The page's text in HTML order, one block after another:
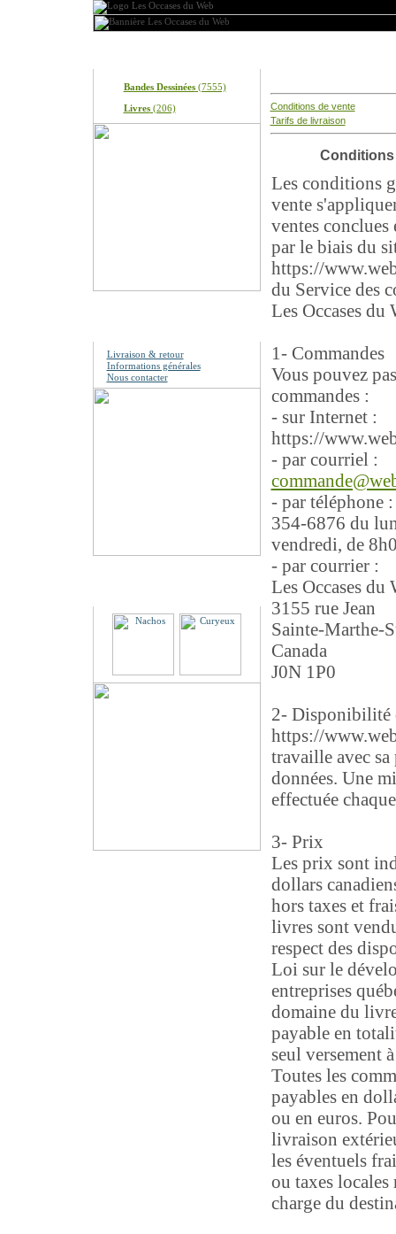
Bandes Dessinées(7555)
Livres(206)
Livraison & retour
Informations générales
Nous contacter
Conditions de vente
Tarifs de livraison
Conditions
Les conditions
vente
ventes
par le biais du
https://
du Service des
Les Occases du
1- Commandes
Vous pouvez
commandes :
- sur Internet :
https://
- par courriel :
- par téléphone
354-6876 du
vendredi, de
- par courrier :
Les Occases du
3155 rue Jean
Sainte-Marthe-
Canada
J0N 1P0
2- Disponibilité
https://
travaille avec sa
données. Une
effectuée
3- Prix
Les prix sont
dollars
hors taxes et
livres sont
respect des
Loi sur le
entreprises
domaine du
payable en
seul versement
Toutes les
payables en
ou en euros.
livraison
les éventuels
ou taxes locales
charge du